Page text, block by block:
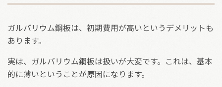
ガルバリウム鋼板は、初期費用が高いというデメリットも
あります。
実は、ガルバリウム鋼板は扱いが大変です。これは、基本
的に薄いということが原因になります。